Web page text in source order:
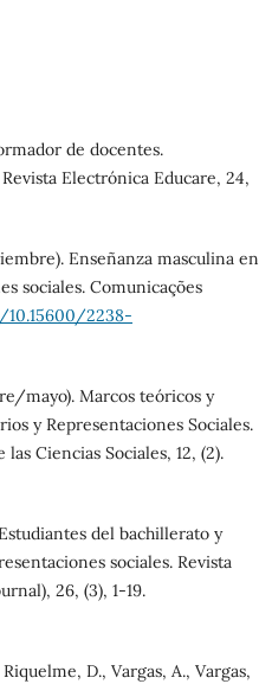
de docentes.
Electrónica Educare, 24,
Enseñanza masculina en
sociales. Comunicações
2238-
mayo). Marcos teóricos y
y Representaciones Sociales.
Ciencias Sociales, 12, (2).
del bachillerato y
sociales. Revista
26, (3), 1-19.
D., Vargas, A., Vargas,